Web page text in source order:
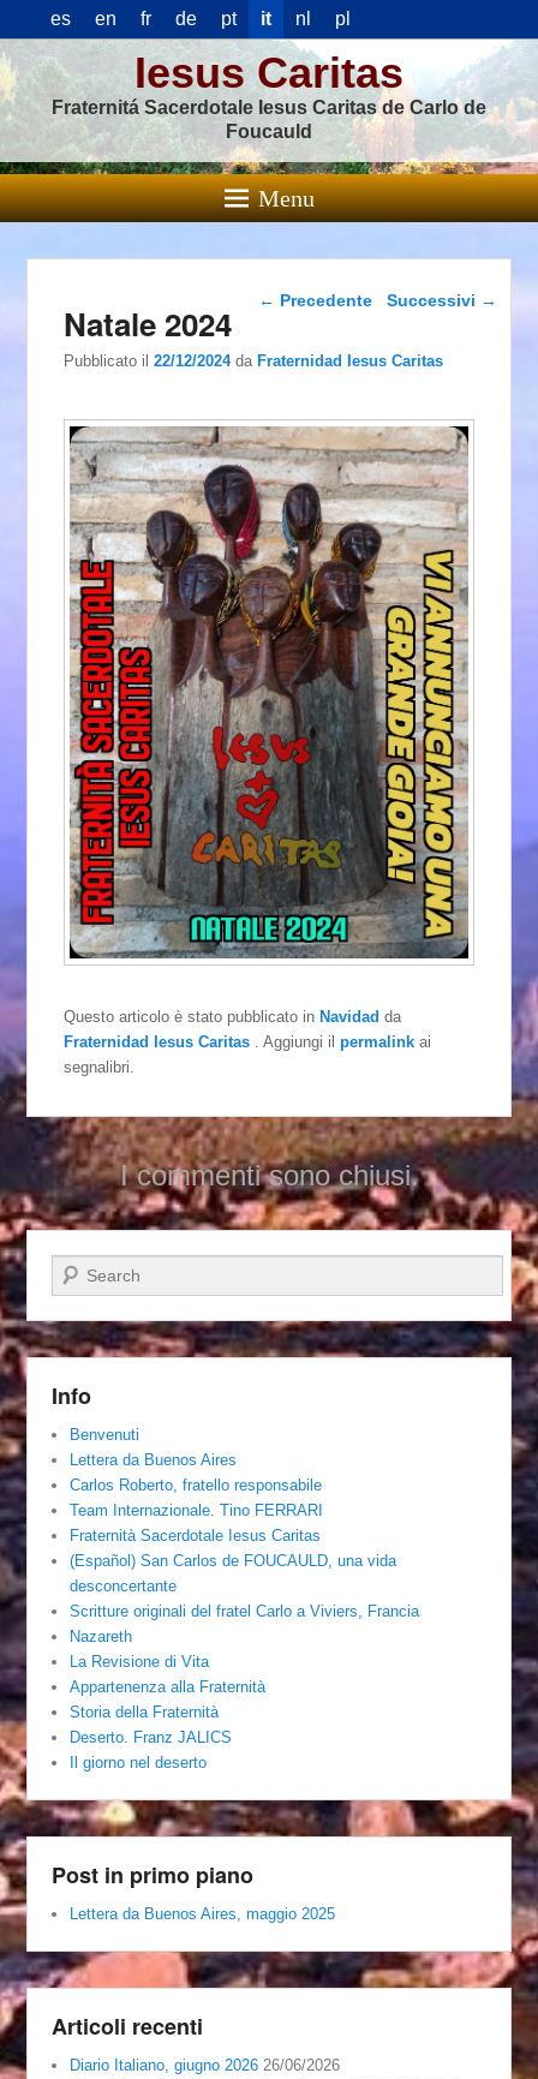
es en fr de pt it nl pl
Iesus Caritas
Fraternitá Sacerdotale Iesus Caritas de Carlo de
Foucauld
Menu
Navigazione articolo
← Precedente Successivi →
Natale 2024
Pubblicato il22/12/2024 daFraternidad Iesus Caritas
Questo articolo è stato pubblicato inNavidad da
Fraternidad Iesus Caritas
. Aggiungi ilpermalink ai
segnalibri.
I commenti sono chiusi.
Cerca
Info
Benvenuti
Lettera da Buenos Aires
Carlos Roberto, fratello responsabile
Team Internazionale. Tino FERRARI
Fraternità Sacerdotale Iesus Caritas
(Español) San Carlos de FOUCAULD, una vida
desconcertante
Scritture originali del fratel Carlo a Viviers, Francia
Nazareth
La Revisione di Vita
Appartenenza alla Fraternità
Storia della Fraternità
Deserto. Franz JALICS
Il giorno nel deserto
Post in primo piano
Lettera da Buenos Aires, maggio 2025
Articoli recenti
Diario Italiano, giugno 2026 26/06/2026